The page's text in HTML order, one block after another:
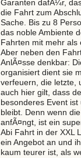
Garanten dafÃ¼r,
die Fahrt zum
Sache. Bis zu 8
das noble Ambiente
Fahrten mit mehr als
Aber neben den
AnlÃ¤sse denkbar:
organisiert dient sie
verfeuern, die letzte,
auch hier gilt, dass
besonderes Event
bleibt. Denn wenn
anfÃ¤ngt, ist ein
Abi Fahrt in der XXL
ein Angebot an und
kaum teurer ist, als